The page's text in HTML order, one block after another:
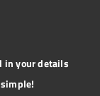
in your details